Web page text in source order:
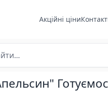
Акційні ціни